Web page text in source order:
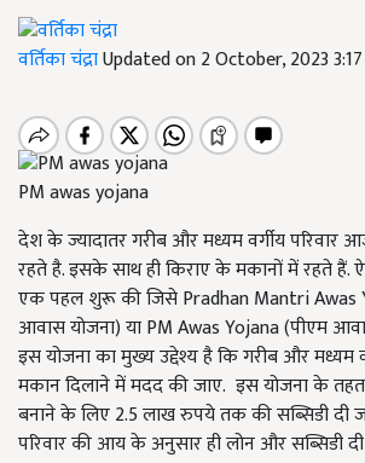
वर्तिका चंद्राUpdated on 2 October, 2023
PM awas yojana
देश के ज्यादातर गरीब और मध्यम वर्गीय परिवार
रहते है. इसके साथ ही किराए के मकानों में रहते हैं.
एक पहल शुरू की जिसे Pradhan Mantri Awas
आवास योजना) या PM Awas Yojana (पीएम
इस योजना का मुख्य उद्देश्य है कि गरीब और मध्यम
मकान दिलाने में मदद की जाए. इस योजना के
बनाने के लिए 2.5 लाख रुपये तक की सब्सिडी दी
परिवार की आय के अनुसार ही लोन और सब्सिडी दी